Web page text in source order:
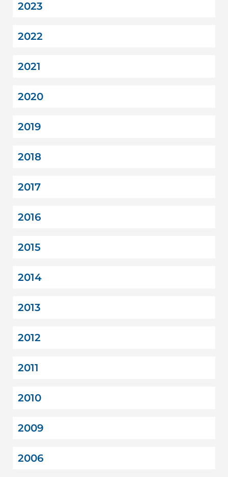
2023
2022
2021
2020
2019
2018
2017
2016
2015
2014
2013
2012
2011
2010
2009
2006